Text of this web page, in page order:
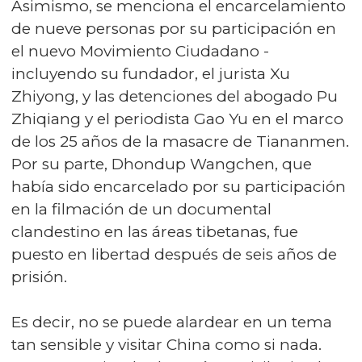
Asimismo, se menciona el encarcelamiento
de nueve personas por su participación en
el nuevo Movimiento Ciudadano -
incluyendo su fundador, el jurista Xu
Zhiyong, y las detenciones del abogado Pu
Zhiqiang y el periodista Gao Yu en el marco
de los 25 años de la masacre de Tiananmen.
Por su parte, Dhondup Wangchen, que
había sido encarcelado por su participación
en la filmación de un documental
clandestino en las áreas tibetanas, fue
puesto en libertad después de seis años de
prisión.
Es decir, no se puede alardear en un tema
tan sensible y visitar China como si nada.